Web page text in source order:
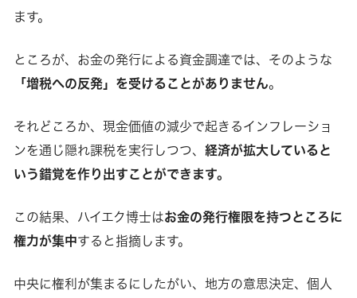
ます。
ところが、お金の発行による資金調達では、そのような
「増税への反発」を受けることがありません。
それどころか、現金価値の減少で起きるインフレーショ
ンを通じ隠れ課税を実行しつつ、 経済が拡大していると
いう錯覚を作り出すことができます。
この結果、ハイエク博士はお金の発行権限を持つところに
権力が集中すると指摘します。
中央に権利が集まるにしたがい、地方の意思決定、個人